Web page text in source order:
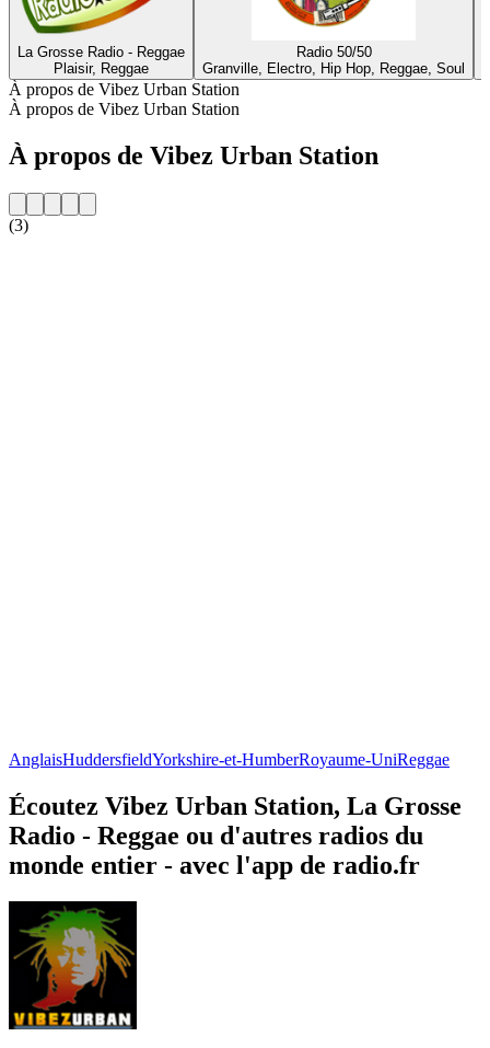
La Grosse Radio - Reggae
Plaisir, Reggae
Radio 50/50
Granville, Electro, Hip Hop, Reggae, Soul
À propos de Vibez Urban Station
À propos de Vibez Urban Station
À propos de Vibez Urban Station
(3)
AnglaisHuddersfieldYorkshire-et-HumberRoyaume-UniReggae
Écoutez Vibez Urban Station, La Grosse
Radio - Reggae ou d'autres radios du
monde entier - avec l'app de radio.fr